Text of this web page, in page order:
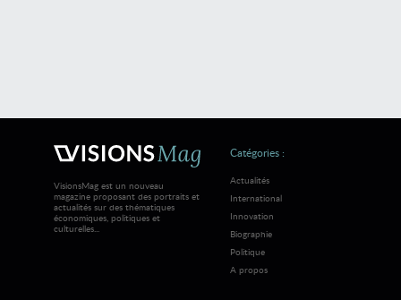
VisionsMag est un nouveau
magazine proposant des portraits et
actualités sur des thématiques
économiques, politiques et
culturelles...
Catégories :
Actualités
International
Innovation
Biographie
Politique
A propos